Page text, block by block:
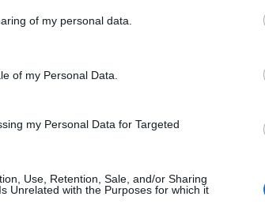
of my personal data.
of my Personal Data.
my Personal Data for Targeted
Use, Retention, Sale, and/or Sharing
Unrelated with the Purposes for which it